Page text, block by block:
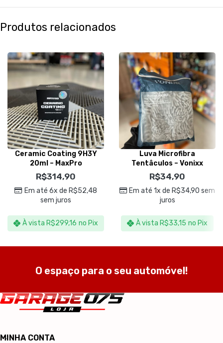
Produtos relacionados
Ceramic Coating 9H3Y
20ml – MaxPro
R$314,90
Em até 6x de R$52,48
sem juros
À vista R$299,16 no Pix
Luva Microfibra
Tentâculos – Vonixx
R$34,90
Em até 1x de R$34,90 sem
juros
À vista R$33,15 no Pix
O espaço para o seu automóvel!
MINHA CONTA